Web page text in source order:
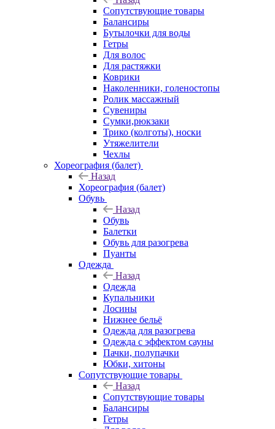
Сопутствующие товары
Балансиры
Бутылочки для воды
Гетры
Для волос
Для растяжки
Коврики
Наколенники, голеностопы
Ролик массажный
Сувениры
Сумки,рюкзаки
Трико (колготы), носки
Утяжелители
Чехлы
Хореография (балет)
Назад
Хореография (балет)
Обувь
Назад
Обувь
Балетки
Обувь для разогрева
Пуанты
Одежда
Назад
Одежда
Купальники
Лосины
Нижнее бельё
Одежда для разогрева
Одежда с эффектом сауны
Пачки, полупачки
Юбки, хитоны
Сопутствующие товары
Назад
Сопутствующие товары
Балансиры
Гетры